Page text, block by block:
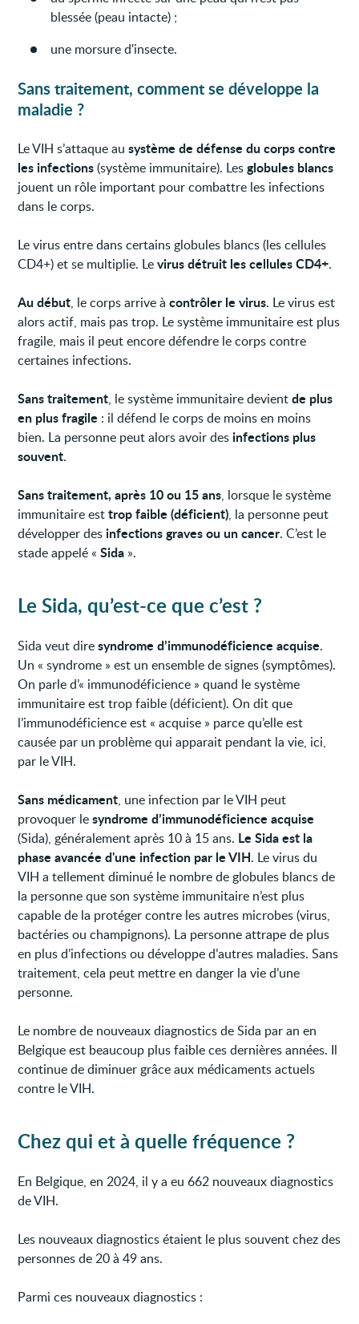
blessée (peau intacte) ;
une morsure d'insecte.
Sans traitement, comment se développe la
maladie ?
Le VIH s’attaque ausystème de défense du corps contre
les infections(système immunitaire). Lesglobules blancs
jouent un rôle important pour combattre les infections
dans le corps.
Le virus entre dans certains globules blancs (les cellules
CD4+) et se multiplie. Levirus détruit les cellules CD4+.
Au début, le corps arrive àcontrôler le virus. Le virus est
alors actif, mais pas trop. Le système immunitaire est plus
fragile, mais il peut encore défendre le corps contre
certaines infections.
Sans traitement, le système immunitaire devientde plus
en plus fragile : il défend le corps de moins en moins
bien. La personne peut alors avoir desinfections plus
souvent.
Sans traitement, après 10 ou 15 ans, lorsque le système
immunitaire esttrop faible (déficient), la personne peut
développer desinfections graves ou un cancer. C’est le
stade appelé «Sida ».
Le Sida, qu’est-ce que c’est ?
Sida veut diresyndrome d’immunodéficience acquise.
Un « syndrome » est un ensemble de signes (symptômes).
On parle d’« immunodéficience » quand le système
immunitaire est trop faible (déficient). On dit que
l’immunodéficience est « acquise » parce qu’elle est
causée par un problème qui apparait pendant la vie, ici,
par le VIH.
Sans médicament, une infection par le VIH peut
provoquer lesyndrome d’immunodéficience acquise
(Sida), généralement après 10 à 15 ans. Le Sida est la
phase avancée d'une infection par le VIH. Le virus du
VIH a tellement diminué le nombre de globules blancs de
la personne que son système immunitaire n’est plus
capable de la protéger contre les autres microbes (virus,
bactéries ou champignons). La personne attrape de plus
en plus d’infections ou développe d’autres maladies. Sans
traitement, cela peut mettre en danger la vie d’une
personne.
Le nombre de nouveaux diagnostics de Sida par an en
Belgique est beaucoup plus faible ces dernières années. Il
continue de diminuer grâce aux médicaments actuels
contre le VIH.
Chez qui et à quelle fréquence ?
En Belgique, en 2024, il y a eu 662 nouveaux diagnostics
de VIH.
Les nouveaux diagnostics étaient le plus souvent chez des
personnes de 20 à 49 ans.
Parmi ces nouveaux diagnostics :